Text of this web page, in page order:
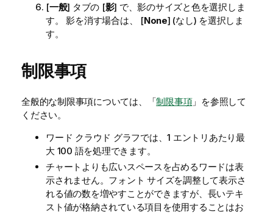
[一般] タブの [影] で、影のサイズと色を選択しま
す。 影を消す場合は、 [None] (なし) を選択しま
す。
制限事項
全般的な制限事項については、「制限事項」を参照して
ください。
ワード クラウド グラフでは、1 エントリあたり最
大 100 語を処理できます。
チャートよりも広いスペースを占めるワードは表
示されません。フォント サイズを調整して表示さ
れる値の数を増やすことができますが、長いテキ
スト値が格納されている項目を使用することはお